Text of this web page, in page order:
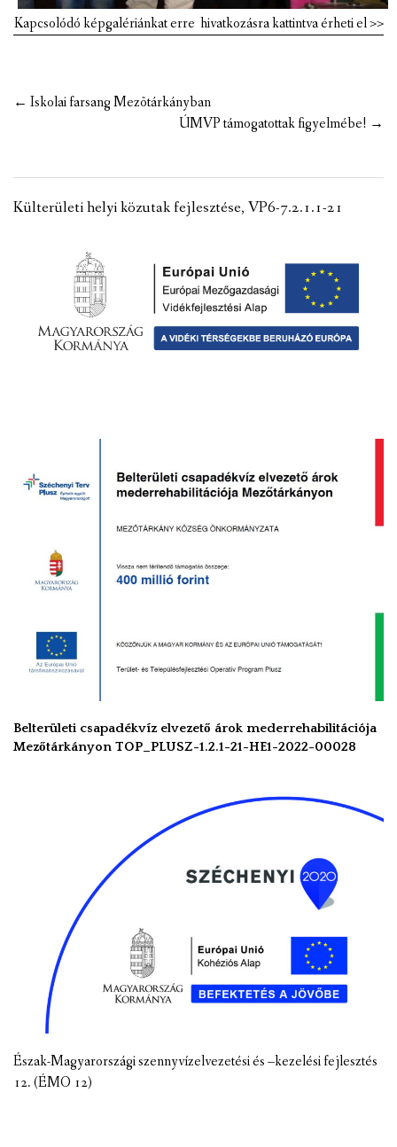
Kapcsolódó képgalériánkat erre hivatkozásra kattintva érheti el >>
Post
← Iskolai farsang Mezõtárkányban
ÚMVP támogatottak figyelmébe! →
Külterületi helyi közutak fejlesztése, VP6-7.2.1.1-21
Belterületi csapadékvíz elvezető árok mederrehabilitációja
Mezőtárkányon TOP_PLUSZ-1.2.1-21-HE1-2022-00028
Észak-Magyarországi szennyvízelvezetési és –kezelési fejlesztés
12. (ÉMO 12)